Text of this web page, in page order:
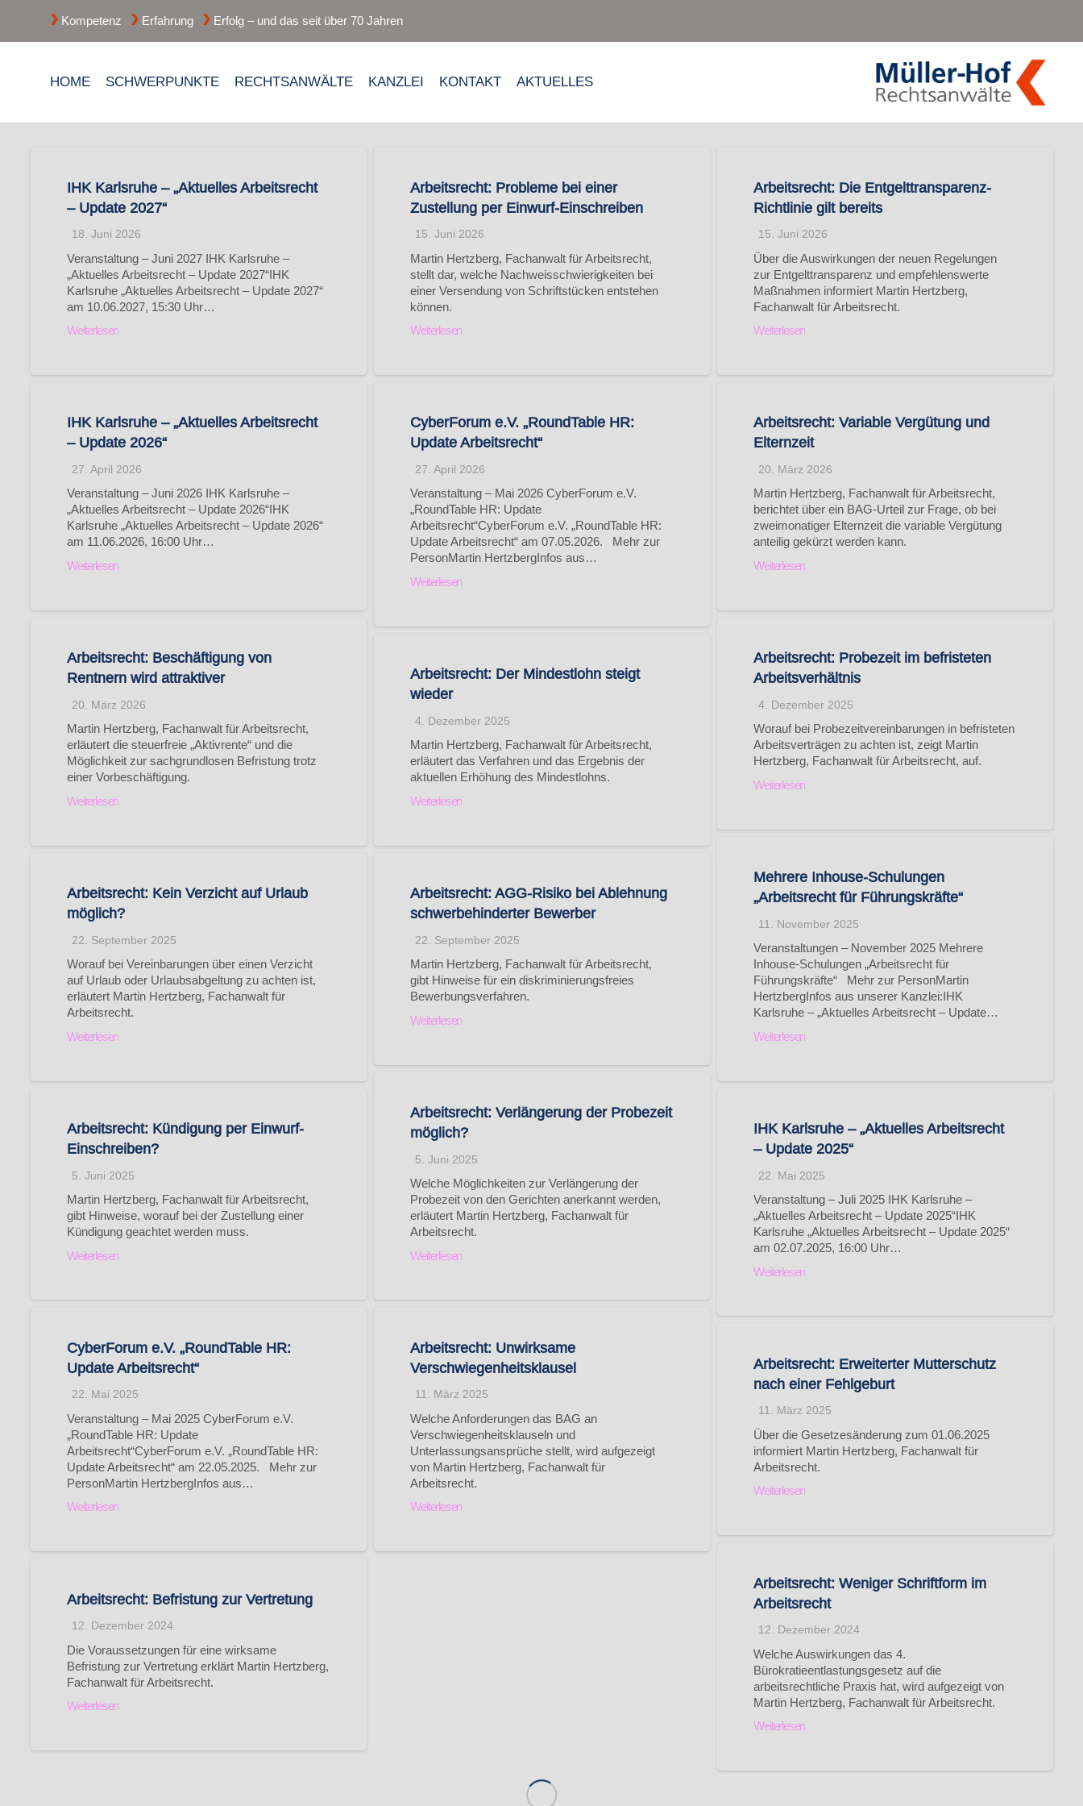
Kompetenz Erfahrung Erfolg – und das seit über 70 Jahren
HOME SCHWERPUNKTE RECHTSANWÄLTE KANZLEI KONTAKT AKTUELLES
IHK Karlsruhe – „Aktuelles Arbeitsrecht
– Update 2027“
18. Juni 2026
Veranstaltung – Juni 2027 IHK Karlsruhe –
„Aktuelles Arbeitsrecht – Update 2027“IHK
Karlsruhe „Aktuelles Arbeitsrecht – Update 2027“
am 10.06.2027, 15:30 Uhr…
Weiterlesen
Arbeitsrecht: Probleme bei einer
Zustellung per Einwurf-Einschreiben
15. Juni 2026
Martin Hertzberg, Fachanwalt für Arbeitsrecht,
stellt dar, welche Nachweisschwierigkeiten bei
einer Versendung von Schriftstücken entstehen
können.
Weiterlesen
Arbeitsrecht: Die Entgelttransparenz-
Richtlinie gilt bereits
15. Juni 2026
Über die Auswirkungen der neuen Regelungen
zur Entgelttransparenz und empfehlenswerte
Maßnahmen informiert Martin Hertzberg,
Fachanwalt für Arbeitsrecht.
Weiterlesen
IHK Karlsruhe – „Aktuelles Arbeitsrecht
– Update 2026“
27. April 2026
Veranstaltung – Juni 2026 IHK Karlsruhe –
„Aktuelles Arbeitsrecht – Update 2026“IHK
Karlsruhe „Aktuelles Arbeitsrecht – Update 2026“
am 11.06.2026, 16:00 Uhr…
Weiterlesen
CyberForum e.V. „RoundTable HR:
Update Arbeitsrecht“
27. April 2026
Veranstaltung – Mai 2026 CyberForum e.V.
„RoundTable HR: Update
Arbeitsrecht“CyberForum e.V. „RoundTable HR:
Update Arbeitsrecht“ am 07.05.2026. Mehr zur
PersonMartin HertzbergInfos aus…
Weiterlesen
Arbeitsrecht: Variable Vergütung und
Elternzeit
20. März 2026
Martin Hertzberg, Fachanwalt für Arbeitsrecht,
berichtet über ein BAG-Urteil zur Frage, ob bei
zweimonatiger Elternzeit die variable Vergütung
anteilig gekürzt werden kann.
Weiterlesen
Arbeitsrecht: Beschäftigung von
Rentnern wird attraktiver
20. März 2026
Martin Hertzberg, Fachanwalt für Arbeitsrecht,
erläutert die steuerfreie „Aktivrente“ und die
Möglichkeit zur sachgrundlosen Befristung trotz
einer Vorbeschäftigung.
Weiterlesen
Arbeitsrecht: Probezeit im befristeten
Arbeitsverhältnis
4. Dezember 2025
Worauf bei Probezeitvereinbarungen in befristeten
Arbeitsverträgen zu achten ist, zeigt Martin
Hertzberg, Fachanwalt für Arbeitsrecht, auf.
Weiterlesen
Arbeitsrecht: Der Mindestlohn steigt
wieder
4. Dezember 2025
Martin Hertzberg, Fachanwalt für Arbeitsrecht,
erläutert das Verfahren und das Ergebnis der
aktuellen Erhöhung des Mindestlohns.
Weiterlesen
Mehrere Inhouse-Schulungen
„Arbeitsrecht für Führungskräfte“
11. November 2025
Veranstaltungen – November 2025 Mehrere
Inhouse-Schulungen „Arbeitsrecht für
Führungskräfte“ Mehr zur PersonMartin
HertzbergInfos aus unserer Kanzlei:IHK
Karlsruhe – „Aktuelles Arbeitsrecht – Update…
Weiterlesen
Arbeitsrecht: Kein Verzicht auf Urlaub
möglich?
22. September 2025
Worauf bei Vereinbarungen über einen Verzicht
auf Urlaub oder Urlaubsabgeltung zu achten ist,
erläutert Martin Hertzberg, Fachanwalt für
Arbeitsrecht.
Weiterlesen
Arbeitsrecht: AGG-Risiko bei Ablehnung
schwerbehinderter Bewerber
22. September 2025
Martin Hertzberg, Fachanwalt für Arbeitsrecht,
gibt Hinweise für ein diskriminierungsfreies
Bewerbungsverfahren.
Weiterlesen
Arbeitsrecht: Verlängerung der Probezeit
möglich?
5. Juni 2025
Welche Möglichkeiten zur Verlängerung der
Probezeit von den Gerichten anerkannt werden,
erläutert Martin Hertzberg, Fachanwalt für
Arbeitsrecht.
Weiterlesen
Arbeitsrecht: Kündigung per Einwurf-
Einschreiben?
5. Juni 2025
Martin Hertzberg, Fachanwalt für Arbeitsrecht,
gibt Hinweise, worauf bei der Zustellung einer
Kündigung geachtet werden muss.
Weiterlesen
IHK Karlsruhe – „Aktuelles Arbeitsrecht
– Update 2025“
22. Mai 2025
Veranstaltung – Juli 2025 IHK Karlsruhe –
„Aktuelles Arbeitsrecht – Update 2025“IHK
Karlsruhe „Aktuelles Arbeitsrecht – Update 2025“
am 02.07.2025, 16:00 Uhr…
Weiterlesen
CyberForum e.V. „RoundTable HR:
Update Arbeitsrecht“
22. Mai 2025
Veranstaltung – Mai 2025 CyberForum e.V.
„RoundTable HR: Update
Arbeitsrecht“CyberForum e.V. „RoundTable HR:
Update Arbeitsrecht“ am 22.05.2025. Mehr zur
PersonMartin HertzbergInfos aus…
Weiterlesen
Arbeitsrecht: Unwirksame
Verschwiegenheitsklausel
11. März 2025
Welche Anforderungen das BAG an
Verschwiegenheitsklauseln und
Unterlassungsansprüche stellt, wird aufgezeigt
von Martin Hertzberg, Fachanwalt für
Arbeitsrecht.
Weiterlesen
Arbeitsrecht: Erweiterter Mutterschutz
nach einer Fehlgeburt
11. März 2025
Über die Gesetzesänderung zum 01.06.2025
informiert Martin Hertzberg, Fachanwalt für
Arbeitsrecht.
Weiterlesen
Arbeitsrecht: Weniger Schriftform im
Arbeitsrecht
12. Dezember 2024
Welche Auswirkungen das 4.
Bürokratieentlastungsgesetz auf die
arbeitsrechtliche Praxis hat, wird aufgezeigt von
Martin Hertzberg, Fachanwalt für Arbeitsrecht.
Weiterlesen
Arbeitsrecht: Befristung zur Vertretung
12. Dezember 2024
Die Voraussetzungen für eine wirksame
Befristung zur Vertretung erklärt Martin Hertzberg,
Fachanwalt für Arbeitsrecht.
Weiterlesen